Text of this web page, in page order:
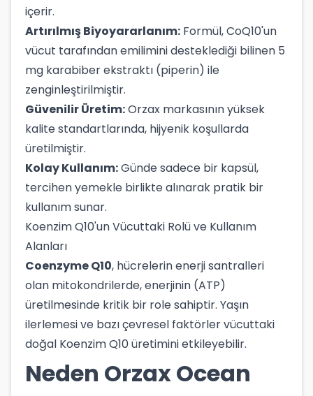
içerir.
Artırılmış Biyoyararlanım: Formül, CoQ10'un
vücut tarafından emilimini desteklediği bilinen 5
mg karabiber ekstraktı (piperin) ile
zenginleştirilmiştir.
Güvenilir Üretim:Orzax markasının yüksek
kalite standartlarında, hijyenik koşullarda
üretilmiştir.
Kolay Kullanım:Günde sadece bir kapsül,
tercihen yemekle birlikte alınarak pratik bir
kullanım sunar.
Koenzim Q10'un Vücuttaki Rolü ve Kullanım
Alanları
Coenzyme Q10, hücrelerin enerji santralleri
olan mitokondrilerde, enerjinin (ATP)
üretilmesinde kritik bir role sahiptir. Yaşın
ilerlemesi ve bazı çevresel faktörler vücuttaki
doğal Koenzim Q10 üretimini etkileyebilir.
Neden Orzax Ocean